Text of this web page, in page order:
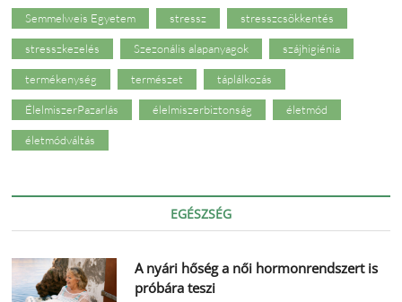
Semmelweis Egyetem stressz stresszcsökkentés
stresszkezelés Szezonális alapanyagok szájhigiénia
termékenység természet táplálkozás
ÉlelmiszerPazarlás élelmiszerbiztonság életmód
életmódváltás
EGÉSZSÉG
A nyári hőség a női hormonrendszert is
próbára teszi